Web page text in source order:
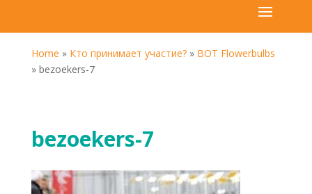
Home » Кто принимает участие?» BOT Flowerbulbs
» bezoekers-7
bezoekers-7